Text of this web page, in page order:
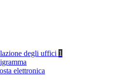
degli uffici 1
elettronica